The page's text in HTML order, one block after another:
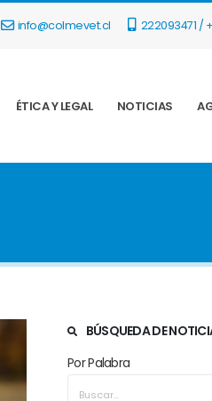
info@colmevet.cl 222093471 /
ÉTICA Y LEGAL NOTICIAS
BÚSQUEDA DE
Por Palabra